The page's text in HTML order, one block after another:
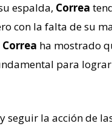
espalda, Correa
con la falta de su
Correa ha mostrado
para
seguir la acción de